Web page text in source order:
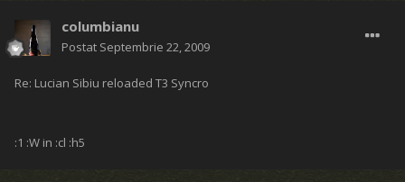
columbianu
Postat Septembrie 22, 2009
Re: Lucian Sibiu reloaded T3 Syncro
:1 :W in :cl :h5